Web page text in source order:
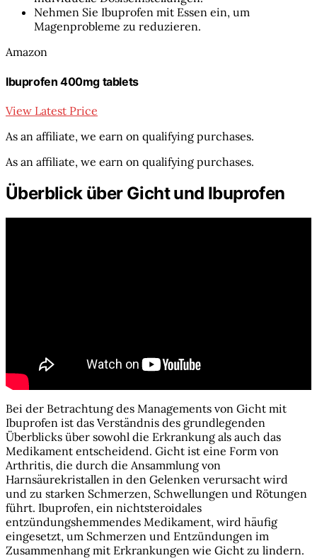
Nehmen Sie Ibuprofen mit Essen ein, um
Magenprobleme zu reduzieren.
Amazon
Ibuprofen 400mg tablets
View Latest Price
As an affiliate, we earn on qualifying purchases.
As an affiliate, we earn on qualifying purchases.
Überblick über Gicht und Ibuprofen
Bei der Betrachtung des Managements von Gicht mit
Ibuprofen ist das Verständnis des grundlegenden
Überblicks über sowohl die Erkrankung als auch das
Medikament entscheidend. Gicht ist eine Form von
Arthritis, die durch die Ansammlung von
Harnsäurekristallen in den Gelenken verursacht wird
und zu starken Schmerzen, Schwellungen und Rötungen
führt. Ibuprofen, ein nichtsteroidales
entzündungshemmendes Medikament, wird häufig
eingesetzt, um Schmerzen und Entzündungen im
Zusammenhang mit Erkrankungen wie Gicht zu lindern.